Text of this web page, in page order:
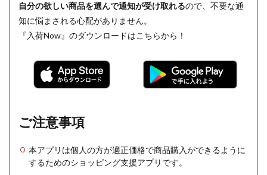
自分の欲しい商品を選んで通知が受け取れるので、不要な通
知に悩まされる心配がありません。
『入荷Now』のダウンロードはこちらから！
ご注意事項
本アプリは個人の方が適正価格で商品購入ができるように
するためのショッピング支援アプリです。